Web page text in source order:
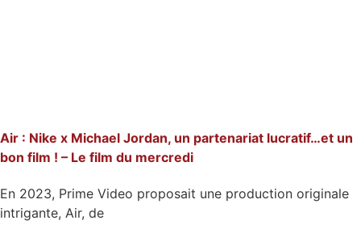
Air : Nike x Michael Jordan, un partenariat lucratif…et un
bon film ! – Le film du mercredi
En 2023, Prime Video proposait une production originale
intrigante, Air, de